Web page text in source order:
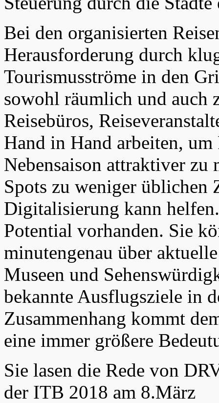
Bei den organisierten
Herausforderung durch
Tourismusströme in den
sowohl räumlich und auch
Reisebüros,
Hand in Hand arbeiten,
Nebensaison attraktiver zu
Spots zu weniger üblichen
Digitalisierung kann
Potential vorhanden. Sie
minutengenau über
Museen und
bekannte Ausflugsziele in
Zusammenhang kommt
eine immer größere
Sie lasen die Rede von
der ITB 2018 am 8.März